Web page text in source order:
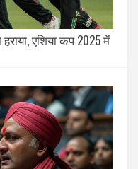
एशिया कप 2025 में